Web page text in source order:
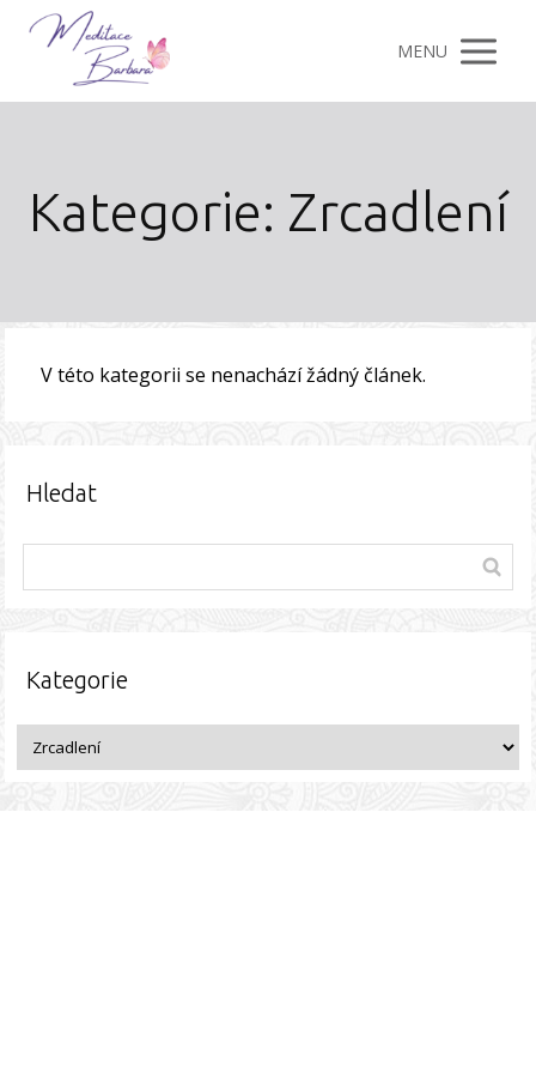
MENU
Kategorie: Zrcadlení
V této kategorii se nenachází žádný článek.
Hledat
Kategorie